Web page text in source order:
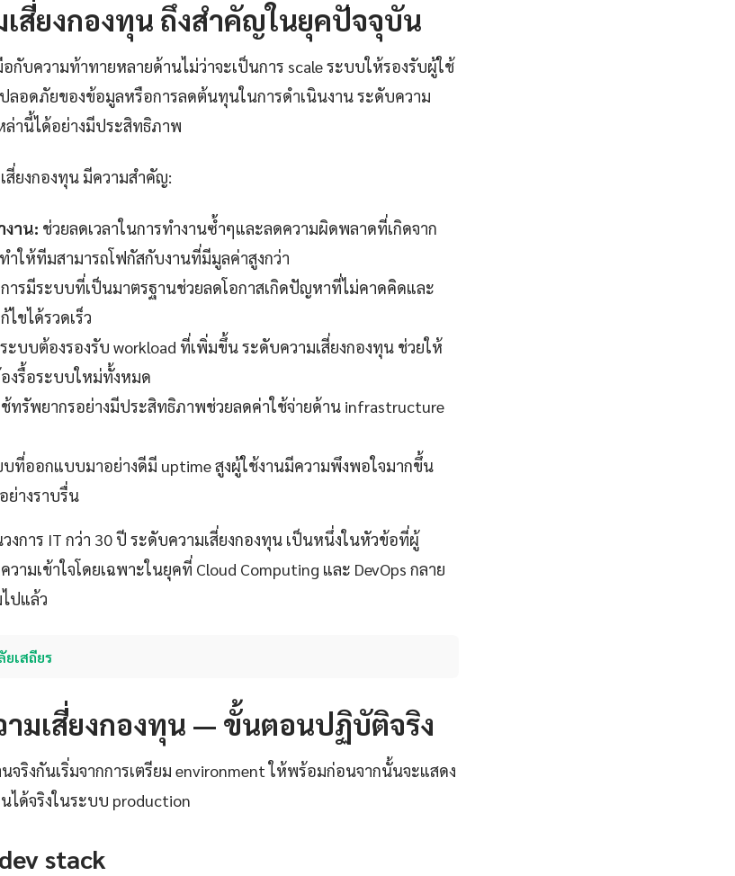
เสี่ยงกองทุน ถึงสำคัญในยุคปัจจุบัน
กับความท้าทายหลายด้านไม่ว่าจะเป็นการ scale ระบบให้รองรับผู้ใช้
ลอดภัยของข้อมูลหรือการลดต้นทุนในการดำเนินงาน ระดับความ
ล่านี้ได้อย่างมีประสิทธิภาพ
สี่ยงกองทุน มีความสำคัญ:
าน: ช่วยลดเวลาในการทำงานซ้ำๆและลดความผิดพลาดที่เกิดจาก
ำให้ทีมสามารถโฟกัสกับงานที่มีมูลค่าสูงกว่า
การมีระบบที่เป็นมาตรฐานช่วยลดโอกาสเกิดปัญหาที่ไม่คาดคิดและ
ขได้รวดเร็ว
ะบบต้องรองรับ workload ที่เพิ่มขึ้น ระดับความเสี่ยงกองทุน ช่วยให้
งรื้อระบบใหม่ทั้งหมด
ช้ทรัพยากรอย่างมีประสิทธิภาพช่วยลดค่าใช้จ่ายด้าน infrastructure
ที่ออกแบบมาอย่างดีมี uptime สูงผู้ใช้งานมีความพึงพอใจมากขึ้น
ย่างราบรื่น
งการ IT กว่า 30 ปี ระดับความเสี่ยงกองทุน เป็นหนึ่งในหัวข้อที่ผู้
ามเข้าใจโดยเฉพาะในยุคที่ Cloud Computing และ DevOps กลาย
ปแล้ว
เสถียร
ามเสี่ยงกองทุน — ขั้นตอนปฏิบัติจริง
จริงกันเริ่มจากการเตรียม environment ให้พร้อมก่อนจากนั้นจะแสดง
ได้จริงในระบบ production
stack